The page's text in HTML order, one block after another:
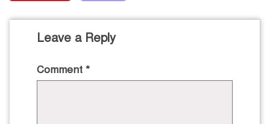
Leave a Reply
Comment *